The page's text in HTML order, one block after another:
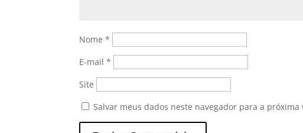
Nome*
E-mail*
Site
Salvar meus dados neste navegador para a